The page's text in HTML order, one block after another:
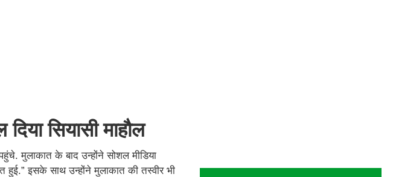
सियासी माहौल
मुलाकात के बाद उन्होंने सोशल मीडिया
हुई.” इसके साथ उन्होंने मुलाकात की तस्वीर भी